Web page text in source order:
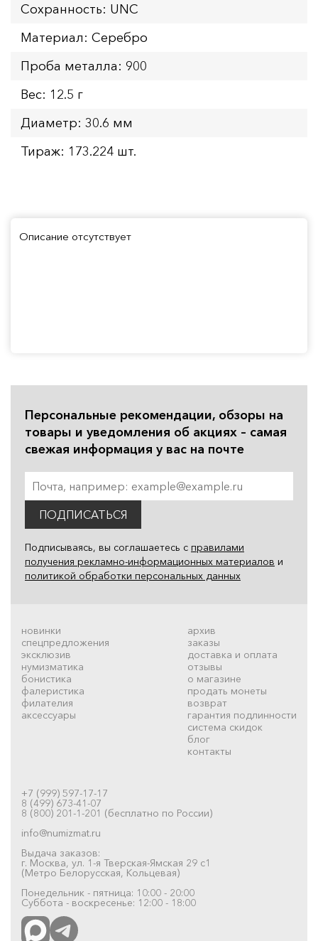
Сохранность: UNC
Материал: Серебро
Проба металла: 900
Вес: 12.5 г
Диаметр: 30.6 мм
Тираж: 173.224 шт.
Описание отсутствует
Персональные рекомендации, обзоры на
товары и уведомления об акциях – самая
свежая информация у вас на почте
ПОДПИСАТЬСЯ
Подписываясь, вы соглашаетесь с правилами
получения рекламно-информационных материалов и
политикой обработки персональных данных
новинки
спецпредложения
эксклюзив
нумизматика
бонистика
фалеристика
филателия
аксессуары
архив
заказы
доставка и оплата
отзывы
о магазине
продать монеты
возврат
гарантия подлинности
система скидок
блог
контакты
+7 (999) 597-17-17
8 (499) 673-41-07
8 (800) 201-1-201 (бесплатно по России)
info@numizmat.ru
Выдача заказов:
г. Москва, ул. 1-я Тверская-Ямская 29 с1
(Метро Белорусская, Кольцевая)
Понедельник - пятница: 10:00 - 20:00
Суббота - воскресенье: 12:00 - 18:00